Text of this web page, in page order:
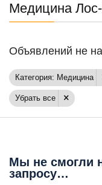
Медицина
Объявлений не
Категория: Медицина
Убрать все
Мы не смогли
запросу…